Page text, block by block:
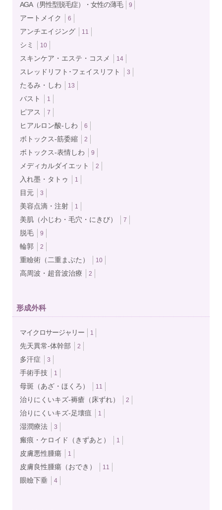
AGA（男性型脱毛症）・女性の薄毛 9
アートメイク 6
アンチエイジング 11
シミ 10
スキンケア・エステ・コスメ 14
スレッドリフト･フェイスリフト 3
たるみ・しわ 13
バスト 1
ピアス 7
ヒアルロン酸-しわ 6
ボトックス‐筋委縮 2
ボトックス‐表情しわ 9
メディカルダイエット 2
入れ墨・タトゥ 1
目元 3
美容点滴・注射 1
美肌（小じわ・毛穴・にきび） 7
脱毛 9
輪郭 2
重瞼術（二重まぶた） 10
高周波・超音波治療 2
形成外科
マイクロサージャリー 1
先天異常-体幹部 2
多汗症 3
手術手技 1
母斑（あざ・ほくろ） 11
治りにくいキズ-褥瘡（床ずれ） 2
治りにくいキズ-足壊疽 1
湿潤療法 3
瘢痕・ケロイド（きずあと） 1
皮膚悪性腫瘍 1
皮膚良性腫瘍（おでき） 11
眼瞼下垂 4